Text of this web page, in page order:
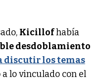
Kicillofhabía
desdoblamiento
los temas
lo vinculado con el